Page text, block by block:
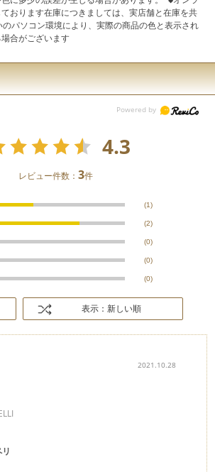
おります在庫につきましては、実店舗と在庫を共
パソコン環境により、実際の商品の色と表示され
合がございます
4.3
レビュー件数：3件
(1)
(2)
(0)
(0)
(0)
表示：新しい順
2021.10.28